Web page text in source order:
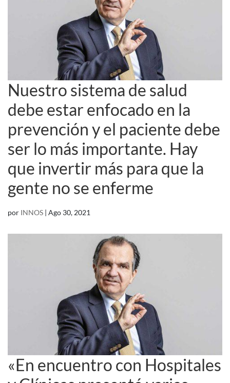
Nuestro sistema de salud
debe estar enfocado en la
prevención y el paciente debe
ser lo más importante. Hay
que invertir más para que la
gente no se enferme
por INNOS | Ago 30, 2021
«En encuentro con Hospitales